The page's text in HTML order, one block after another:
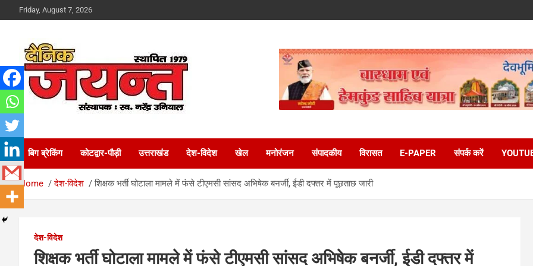
to
Friday, August 7, 2026
Dainik Jayant
बिग ब्रेकिंग कोटद्वार-पौड़ी उत्तराखंड देश-विदेश खेल मनोरंजन संपादकीय विरासत E-PAPER संपर्क करें
Home देश-विदेश शिक्षक भर्ती घोटाला मामले में फंसे टीएमसी सांसद अभिषेक बनर्जी, ईडी दफ्तर में पूछताछ जारी
देश-विदेश
शिक्षक भर्ती घोटाला मामले में फंसे टीएमसी सांसद अभिषेक बनर्जी, ईडी दफ्तर में